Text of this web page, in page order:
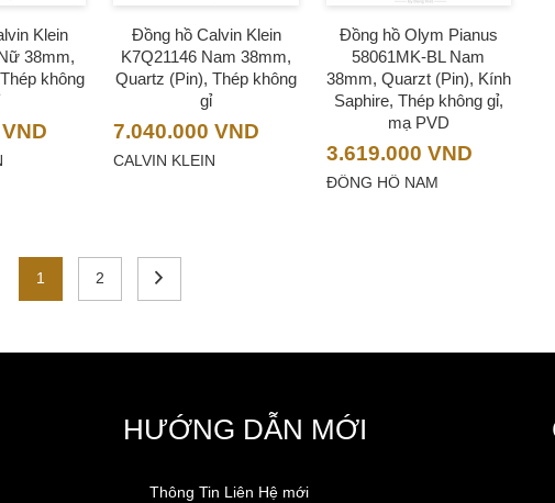
Klein
38mm,
không
VND
Đồng hồ Calvin Klein
K7Q21146 Nam 38mm,
Quartz (Pin), Thép không
gỉ
7.040.000VND
CALVIN KLEIN
Đồng hồ Olym Pianus
58061MK-BL Nam
38mm, Quarzt (Pin), Kính
Saphire, Thép không gỉ,
mạ PVD
3.619.000 VND
ĐỒNG HỒ NAM
1 2
HƯỚNG DẪN MỚI
Thông Tin Liên Hệ mới